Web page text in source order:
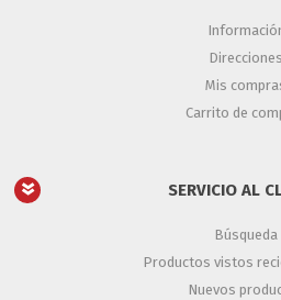
Direcciones
Mis
Carrito de
SERVICIO AL
Búsqueda
Productos vistos
Nuevos